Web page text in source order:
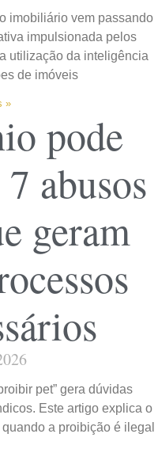
imobiliário vem passando
impulsionada pelos
utilização da inteligência
de imóveis
»
pode
abusos
geram
pet” gera dúvidas
Este artigo explica o
a proibição é ilegal